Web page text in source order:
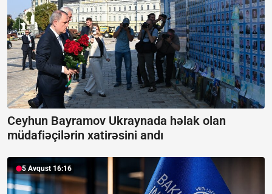
Ceyhun Bayramov Ukraynada həlak olan
müdafiəçilərin xatirəsini andı
5 Avqust 16:16